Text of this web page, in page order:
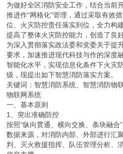
为做好全区消防安全工作，结合当前
推进作“网格化”管理，通过采取有效
位、火灾防控责任落实到位，全力构
提高了整体火灾防控能力，创造了良
为深入贯彻落实政法委和党委关于提
要求，加速推进现代科技与作的深度
智能化水平，实现信息化条件下火灾
级，现提出如下智慧消防落实方案。
关键词：智慧消防系统、智慧消防物
物联网系统
一、基本原则
1、突出准确防控
按照“纵向贯通、横向交换、条块融
数据来源，对消防内部、外部进行汇
判、灭火救援指挥、队伍管理分析、